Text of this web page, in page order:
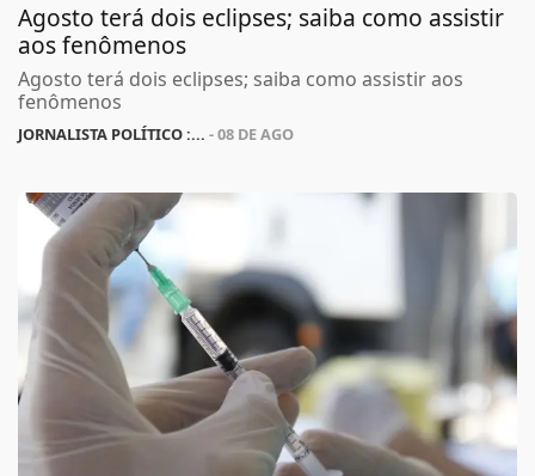
Agosto terá dois eclipses; saiba como assistir
aos fenômenos
Agosto terá dois eclipses; saiba como assistir aos
fenômenos
JORNALISTA POLÍTICO :... - 08 DE AGO